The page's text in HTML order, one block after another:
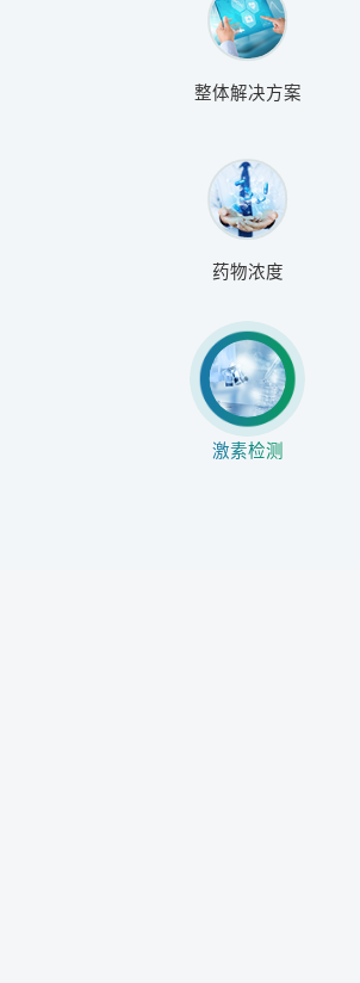
整体解决方案
药物浓度
激素检测